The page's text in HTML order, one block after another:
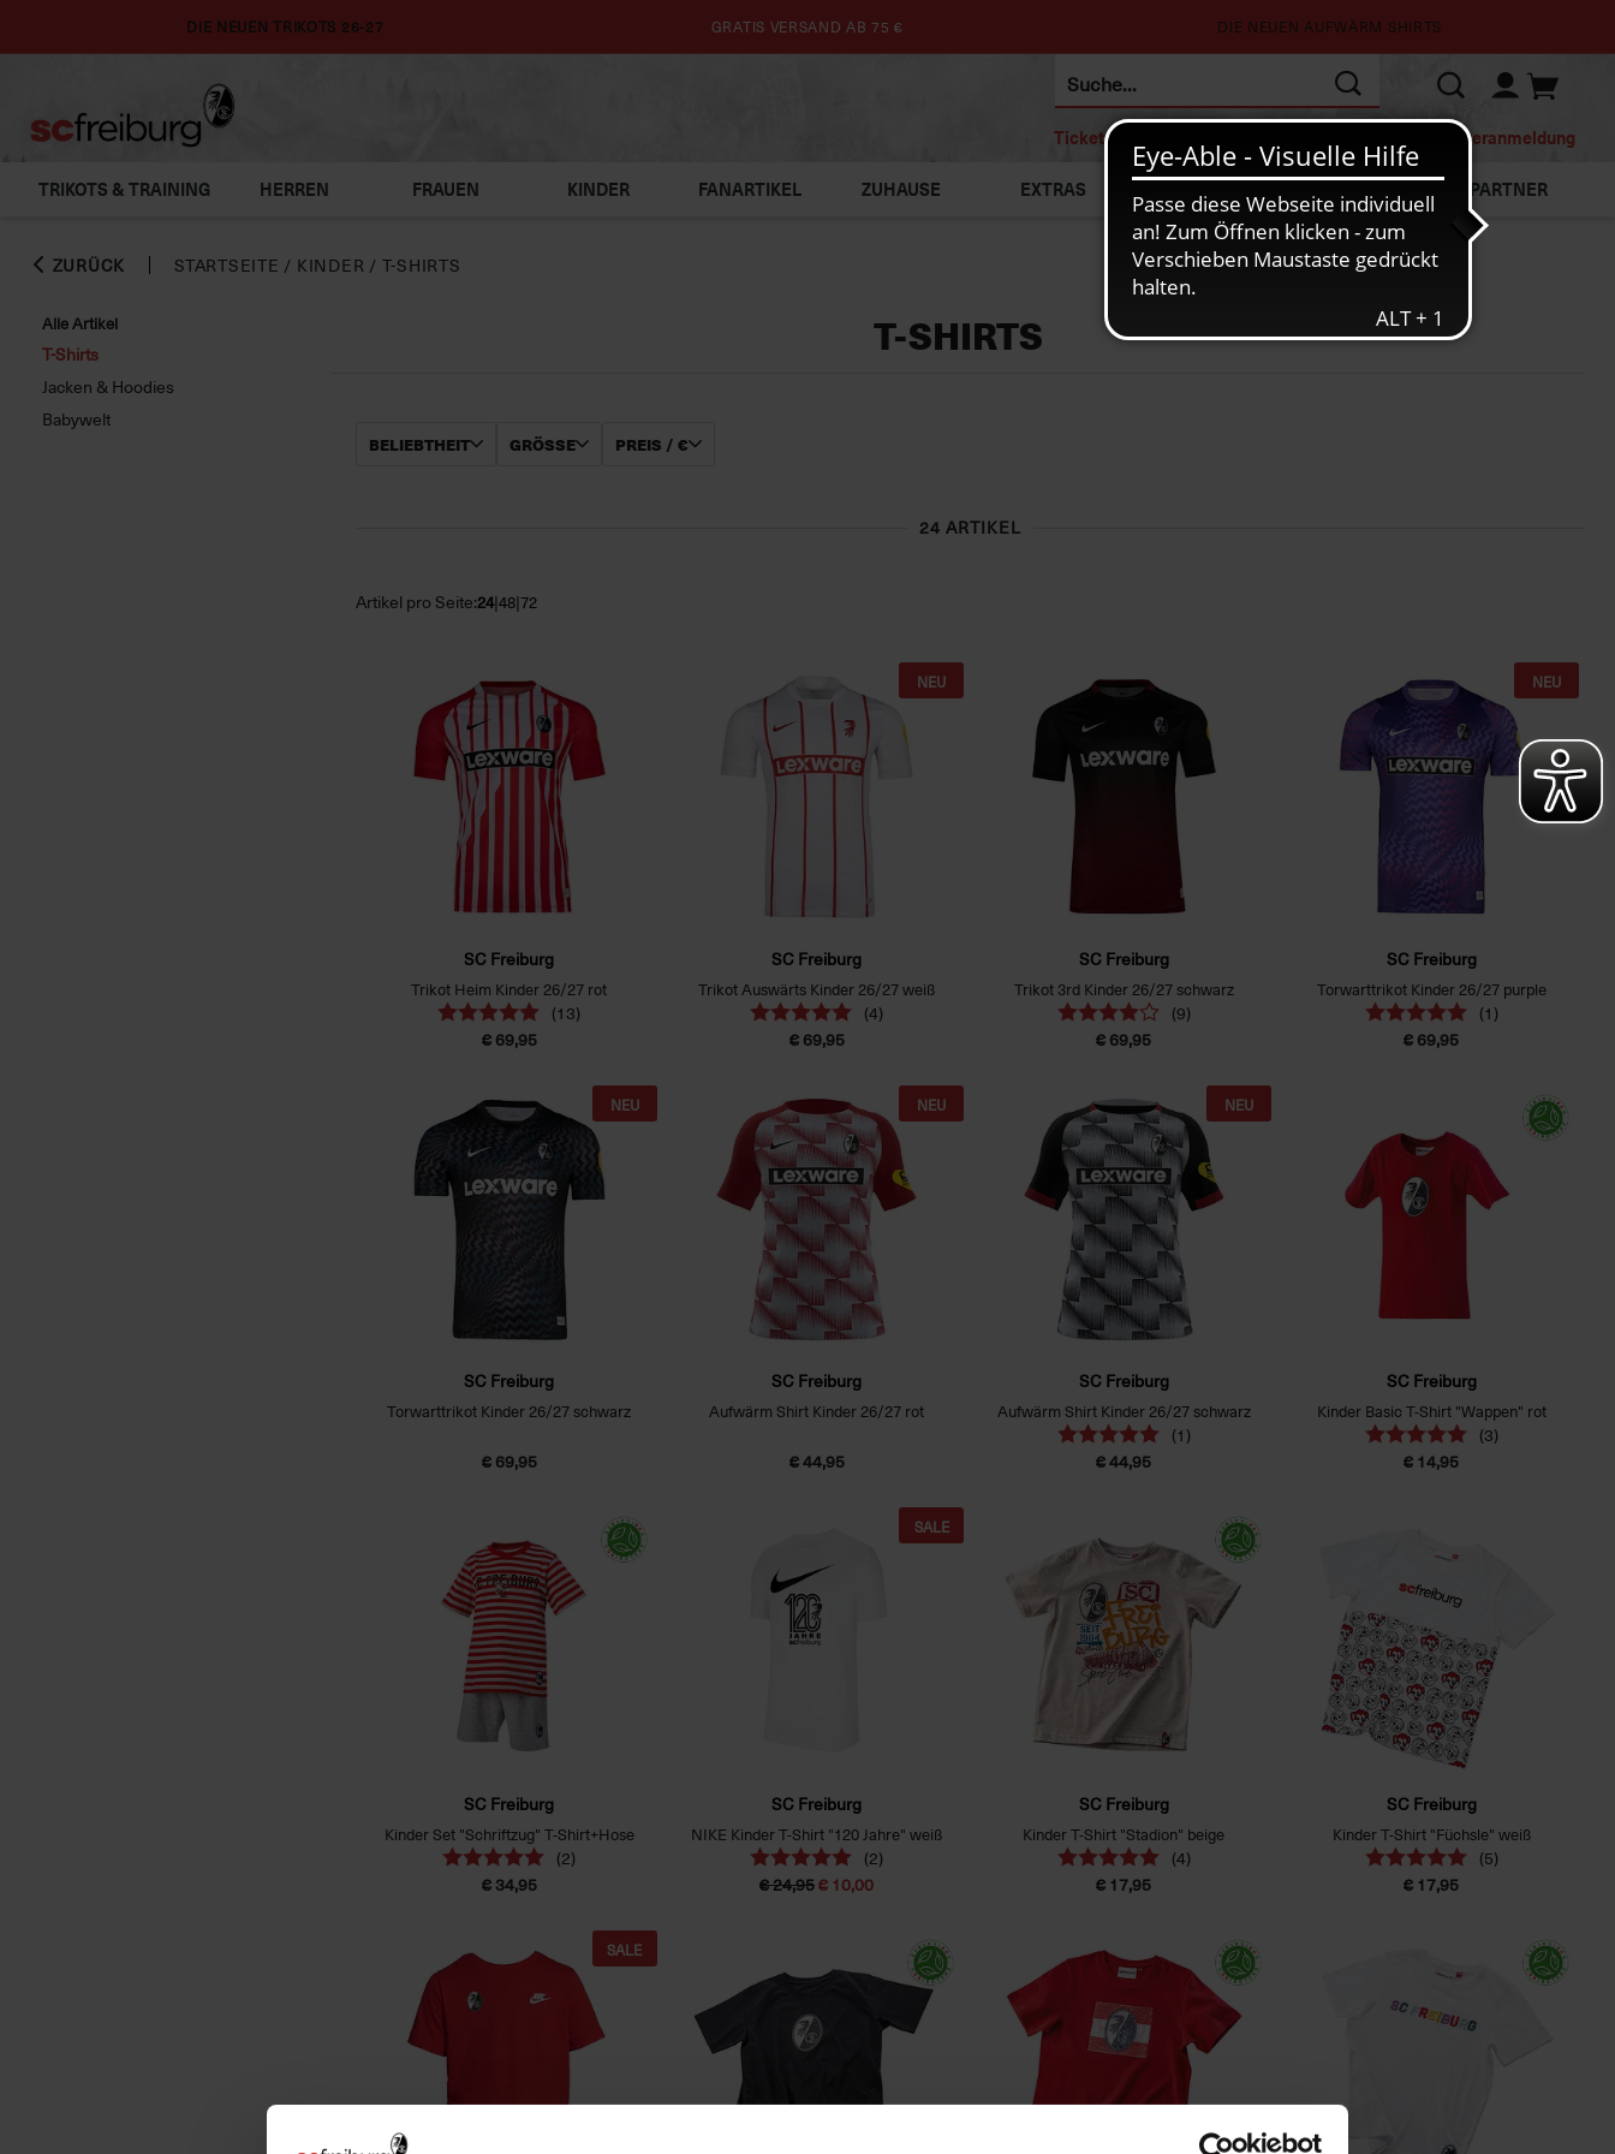
DIE NEUEN TRIKOTS 26-27 GRATIS VERSAND AB 75 € DIE NEUEN AUFWÄRM SHIRTS
Ticketshop Newsletteranmeldung
TRIKOTS & TRAINING HERREN FRAUEN KINDER FANARTIKEL ZUHAUSE EXTRAS PARTNER
ZURÜCK STARTSEITE / KINDER / T-SHIRTS
Alle Artikel
T-Shirts
Jacken & Hoodies
Babywelt
T-SHIRTS
BELIEBTHEIT GRÖSSE PREIS / €
24 ARTIKEL
Artikel pro Seite:24|48|72
SC Freiburg
Trikot Heim Kinder 26/27 rot
(13)
€ 69,95
SC Freiburg
Trikot Auswärts Kinder 26/27 weiß
(4)
€ 69,95
NEU
SC Freiburg
Trikot 3rd Kinder 26/27 schwarz
(9)
€ 69,95
SC Freiburg
Torwarttrikot Kinder 26/27 purple
(1)
€ 69,95
NEU
SC Freiburg
Torwarttrikot Kinder 26/27 schwarz
€ 69,95
NEU
SC Freiburg
Aufwärm Shirt Kinder 26/27 rot
€ 44,95
NEU
SC Freiburg
Aufwärm Shirt Kinder 26/27 schwarz
(1)
€ 44,95
NEU
SC Freiburg
Kinder Basic T-Shirt "Wappen" rot
(3)
€ 14,95
SC Freiburg
Kinder Set "Schriftzug" T-Shirt+Hose
(2)
€ 34,95
SC Freiburg
NIKE Kinder T-Shirt "120 Jahre" weiß
(2)
€ 24,95€ 10,00
SALE
SC Freiburg
Kinder T-Shirt "Stadion" beige
(4)
€ 17,95
SC Freiburg
Kinder T-Shirt "Füchsle" weiß
(5)
€ 17,95
SALE